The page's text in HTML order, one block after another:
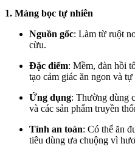
1. Màng bọc tự nhiên
Nguồn gốc: Làm từ ruột
cừu.
Đặc điểm: Mềm, đàn hồi
tạo cảm giác ăn ngon và tự
Ứng dụng: Thường dùng
và các sản phẩm truyền
Tính an toàn: Có thể ăn
tiêu dùng ưa chuộng vì